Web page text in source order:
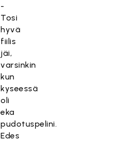
-
Tosi
hyvä
fiilis
jäi,
varsinkin
kun
kyseessä
oli
eka
pudotuspelini.
Edes